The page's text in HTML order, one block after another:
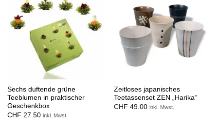
Sechs duftende grüne
Teeblumen in praktischer
Geschenkbox
CHF 27.50 inkl. Mwst.
Zeitloses japanisches
Teetassenset ZEN „Harika“
CHF 49.00 inkl. Mwst.